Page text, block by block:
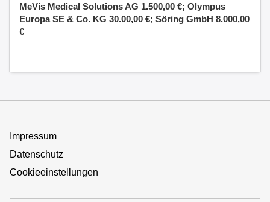
MeVis Medical Solutions AG 1.500,00 €; Olympus
Europa SE & Co. KG 30.00,00 €; Söring GmbH 8.000,00
€
Impressum
Datenschutz
Cookieeinstellungen